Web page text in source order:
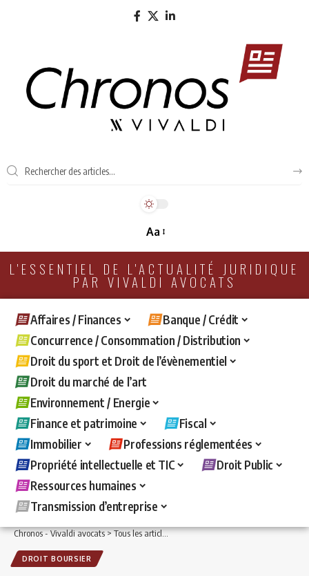
Aa
L'ESSENTIEL DE L'ACTUALITÉ JURIDIQUE
PAR VIVALDI AVOCATS
Affaires / Finances
Banque / Crédit
Concurrence / Consommation / Distribution
Droit du sport et Droit de l’évènementiel
Droit du marché de l’art
Environnement / Energie
Finance et patrimoine
Fiscal
Immobilier
Professions réglementées
Propriété intellectuelle et TIC
Droit Public
Ressources humaines
Transmission d’entreprise
Chronos - Vivaldi avocats>Tous les articles >Affaires / Finances>Droit boursier
DROIT BOURSIER